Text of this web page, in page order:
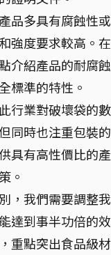
品多具有腐蝕性
強度要求較高。
介紹產品的耐腐
標準的特性。
此行業對破壞袋的
同時也注重包裝
具有高性價比的
。
，我們需要調整
達到事半功倍的
重點突出食品級